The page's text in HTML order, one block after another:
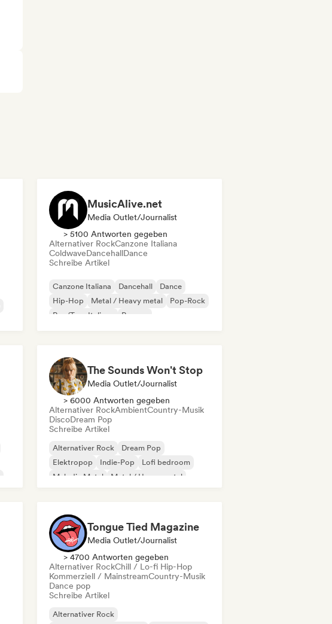
MusicAlive.net
Media Outlet/Journalist
> 5100 Antworten gegeben
Alternativer RockCanzone Italiana
ColdwaveDancehallDance
Schreibe Artikel
Canzone Italiana Dancehall
Dance
Hip-Hop
Metal / Heavy metal
Pop-Rock
Rap/Trap Italiano
Reggae
The Sounds Won't Stop
Media Outlet/Journalist
> 6000 Antworten gegeben
Alternativer RockAmbientCountry-Musik
DiscoDream Pop
Schreibe Artikel
Alternativer Rock
Dream Pop
Elektropop
Indie-Pop
Lofi bedroom
Melodic Metal
Metal / Heavy metal
Tongue Tied Magazine
Media Outlet/Journalist
> 4700 Antworten gegeben
Alternativer RockChill / Lo-fi Hip-Hop
Kommerziell / MainstreamCountry-Musik
Dance pop
Schreibe Artikel
Alternativer Rock